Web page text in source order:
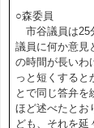
○森委員
市谷議員は25
議員に何か意見
の時間が長いわ
っと短くすると
とで同じ答弁を
ほど述べたとお
ども、それを延